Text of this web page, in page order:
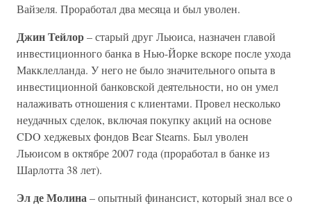
Вайзеля. Проработал два месяца и был уволен.
Джин Тейлор– старый друг Льюиса, назначен главой
инвестиционного банка в Нью-Йорке вскоре после ухода
Макклелланда. У него не было значительного опыта в
инвестиционной банковской деятельности, но он умел
налаживать отношения с клиентами. Провел несколько
неудачных сделок, включая покупку акций на основе
CDO хеджевых фондов Bear Stearns. Был уволен
Льюисом в октябре 2007 года (проработал в банке из
Шарлотта 38 лет).
Эл де Молина– опытный финансист, который знал все о